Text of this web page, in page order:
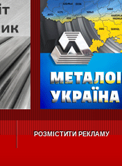
РОЗМІСТИТИ РЕКЛАМУ